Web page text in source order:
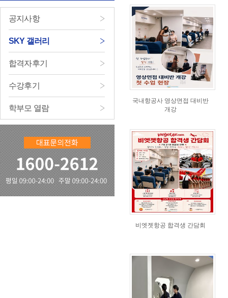
공지사항
SKY 갤러리
합격자후기
수강후기
학부모 열람
국내항공사 영상면접 대비반
개강
비엣젯항공 합격생 간담회